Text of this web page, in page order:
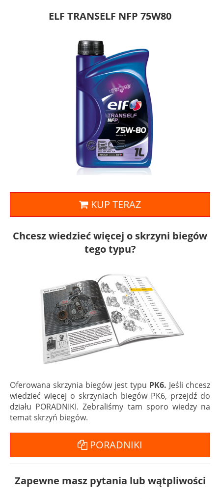
ELF TRANSELF NFP 75W80
KUP TERAZ
Chcesz wiedzieć więcej o skrzyni biegów
tego typu?
Oferowana skrzynia biegów jest typu PK6. Jeśli chcesz
wiedzieć więcej o skrzyniach biegów PK6, przejdź do
działu PORADNIKI. Zebraliśmy tam sporo wiedzy na
temat skrzyń biegów.
PORADNIKI
Zapewne masz pytania lub wątpliwości